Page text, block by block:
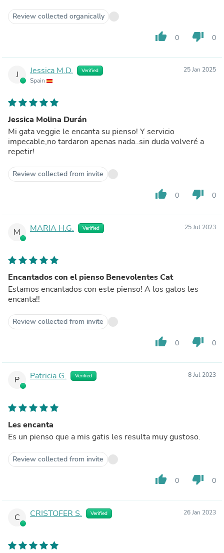
Review collected organically
thumb_up 0 thumb_down 0
J Jessica M.D. Verified
Spain
25 Jan 2025
Jessica Molina Durán
Mi gata veggie le encanta su pienso! Y servicio
impecable,no tardaron apenas nada..sin duda volveré a
repetir!
Review collected from invite
thumb_up 0 thumb_down 0
M MARIA H.G. Verified 25 Jul 2023
Encantados con el pienso Benevolentes Cat
Estamos encantados con este pienso! A los gatos les
encanta!!
Review collected from invite
thumb_up 0 thumb_down 0
P Patricia G. Verified 8 Jul 2023
Les encanta
Es un pienso que a mis gatis les resulta muy gustoso.
Review collected from invite
thumb_up 0 thumb_down 0
C CRISTOFER S. Verified 26 Jan 2023